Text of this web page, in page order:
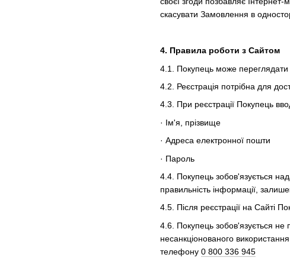
скасувати Замовлення в
4. Правила роботи з Сайтом
4.1. Покупець може переглядати
4.2. Реєстрація потрібна для
4.3. При реєстрації Покупець
· Ім'я, прізвище
· Адреса електронної пошти
· Пароль
4.4. Покупець зобов'язується
правильність інформації,
4.5. Після реєстрації на Сайті
4.6. Покупець зобов'язується не
несанкціонованого
телефону 0 800 336 945